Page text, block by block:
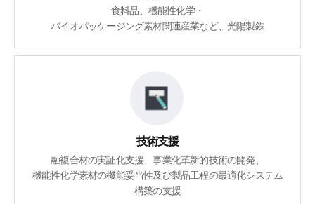
食料品、機能性化学・
バイオパッケージング素材関連産業など、光陽製鉄
技術支援
融複合材の実証化支援、事業化革新的技術の開発、
機能性化学素材の機能妥当性及び製品工程の最適化システム
構築の支援